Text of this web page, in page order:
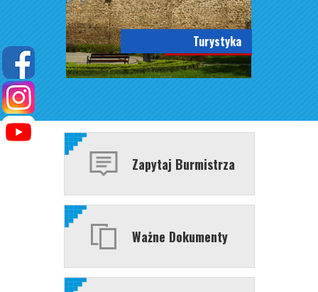
Turystyka
Zapytaj Burmistrza
Ważne Dokumenty